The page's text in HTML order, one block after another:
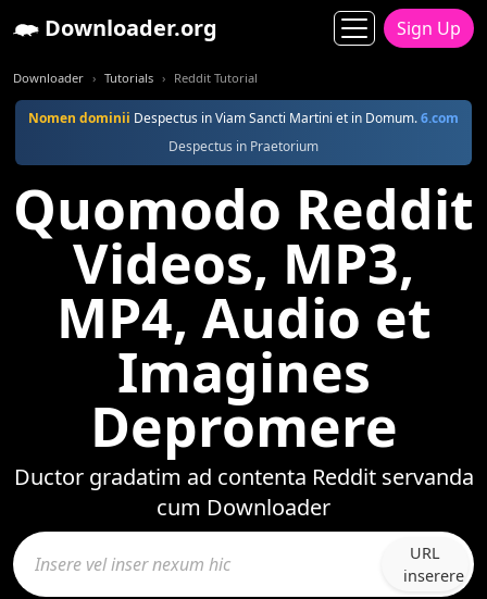
Downloader.org Sign Up
Downloader Tutorials Reddit Tutorial
Nomen dominii Despectus in Viam Sancti Martini et in Domum.6.com
Despectus in Praetorium
Quomodo Reddit
Videos, MP3,
MP4, Audio et
Imagines
Depromere
Ductor gradatim ad contenta Reddit servanda
cum Downloader
URL
inserere